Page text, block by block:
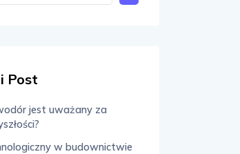
Post
jest uważany za
w budownictwie